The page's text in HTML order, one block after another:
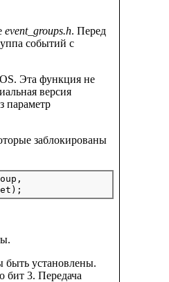
event_groups.h. Перед
событий с
Эта функция не
версия
параметр
заблокированы
установлены.
бит 3. Передача